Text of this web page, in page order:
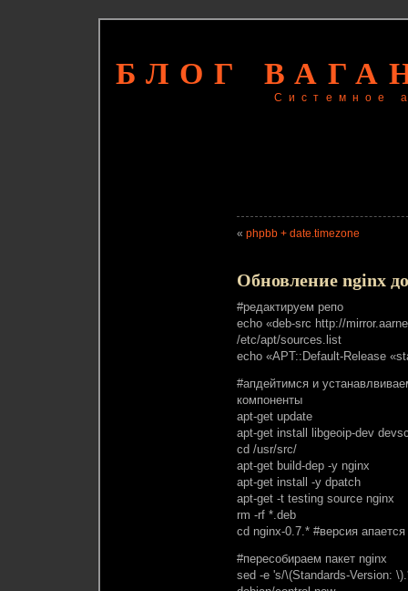
БЛОГ
Системное
« phpbb + date.timezone
Обновление nginx
#редактируем репо
echo «deb-src http://
/etc/apt/sources.list
echo «APT::Default-Release
#апдейтимся и
компоненты
apt-get update
apt-get install libgeoip-dev
cd /usr/src/
apt-get build-dep -y nginx
apt-get install -y dpatch
apt-get -t testing source nginx
rm -rf *.deb
cd nginx-0.7.* #версия
#пересобираем пакет nginx
sed -e 's/\(Standards-Version: